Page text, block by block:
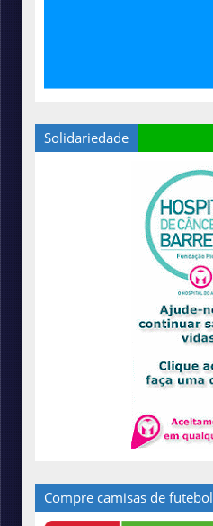
Solidariedade
Compre camisas de futebol